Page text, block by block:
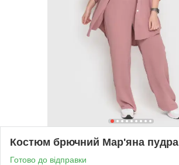
Костюм брючний Мар'яна пудра
Готово до відправки